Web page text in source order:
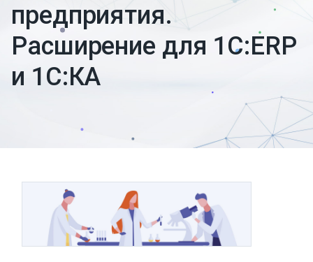
предприятия.
Расширение для 1С:ERP
и 1С:КА